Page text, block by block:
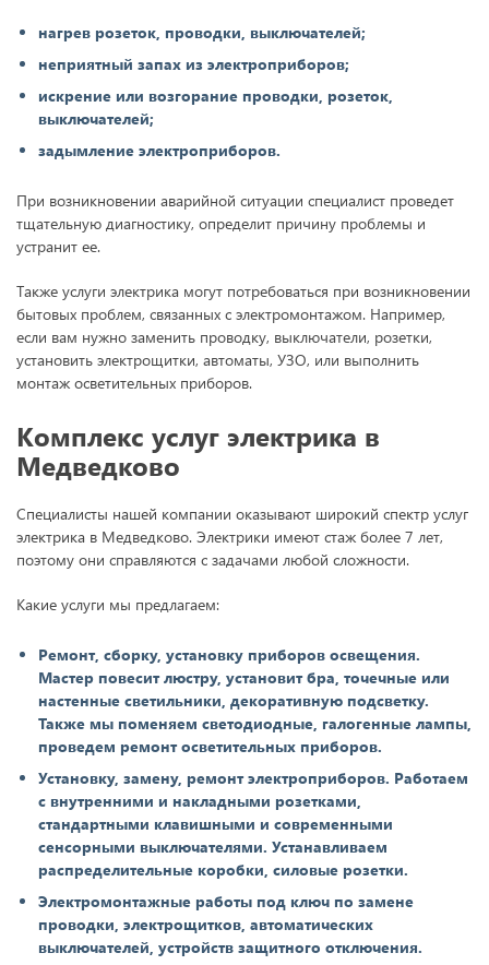
нагрев розеток, проводки, выключателей;
неприятный запах из электроприборов;
искрение или возгорание проводки, розеток,
выключателей;
задымление электроприборов.
При возникновении аварийной ситуации специалист проведет
тщательную диагностику, определит причину проблемы и
устранит ее.
Также услуги электрика могут потребоваться при возникновении
бытовых проблем, связанных с электромонтажом. Например,
если вам нужно заменить проводку, выключатели, розетки,
установить электрощитки, автоматы, УЗО, или выполнить
монтаж осветительных приборов.
Комплекс услуг электрика в
Медведково
Специалисты нашей компании оказывают широкий спектр услуг
электрика в Медведково. Электрики имеют стаж более 7 лет,
поэтому они справляются с задачами любой сложности.
Какие услуги мы предлагаем:
Ремонт, сборку, установку приборов освещения.
Мастер повесит люстру, установит бра, точечные или
настенные светильники, декоративную подсветку.
Также мы поменяем светодиодные, галогенные лампы,
проведем ремонт осветительных приборов.
Установку, замену, ремонт электроприборов. Работаем
с внутренними и накладными розетками,
стандартными клавишными и современными
сенсорными выключателями. Устанавливаем
распределительные коробки, силовые розетки.
Электромонтажные работы под ключ по замене
проводки, электрощитков, автоматических
выключателей, устройств защитного отключения.